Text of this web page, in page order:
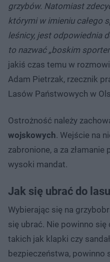
grzybów. Natomiast
którymi w imieniu całego
leśnicy, jest odpowiednia
to nazwać „boskim
jakiś czas temu w
Adam Pietrzak, rzecznik
Lasów Państwowych w
Ostrożność należy
wojskowych. Wejście na
zabronione, a za
wysoki mandat.
Jak się ubrać do
Wybierając się na
się ubrać. Nie powinno
takich jak klapki czy
bezpieczeństwa, powinno